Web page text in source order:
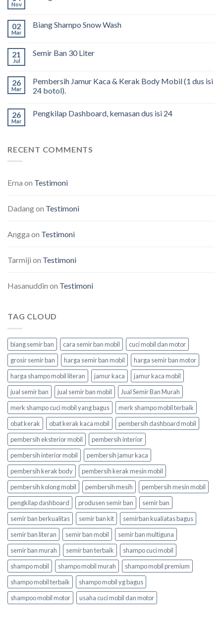
Nov
02
Mar
Biang Shampo Snow Wash
21
Jul
Semir Ban 30 Liter
26
Mar
Pembersih Jamur Kaca & Kerak Body Mobil (1 dus isi
24 botol).
26
Mar
Pengkilap Dashboard, kemasan dus isi 24
RECENT COMMENTS
Erna on Testimoni
Dadangon Testimoni
Angga on Testimoni
Tarmiji on Testimoni
Hasanuddin on Testimoni
TAG CLOUD
biang semir ban cara semir ban mobil
cuci mobil dan motor
grosir semir ban
harga semir ban mobil
harga semir ban motor
harga shampo mobil literan
jamur kaca
jamur kaca mobil
jual semir ban
jual semir ban mobil
Jual Semir Ban Murah
merk shampo cuci mobil yang bagus
merk shampo mobil terbaik
obat kerak
obat kerak kaca mobil
pembersih dashboard mobil
pembersih eksterior mobil
pembersih interior
pembersih interior mobil
pembersih jamur kaca
pembersih kerak body
pembersih kerak mesin mobil
pembersih kolong mobil
pembersih mesih
pembersih mesin mobil
pengkilap dashboard
produsen semir ban
semir ban
semir ban berkualitas
semir ban kit
semirban kualiatas bagus
semir ban literan
semir ban mobil
semir ban multiguna
semir ban murah
semir ban terbaik
shampo cuci mobil
shampo mobil
shampo mobil murah
shampo mobil premium
shampo mobil terbaik
shampo mobil yg bagus
shampoo mobil motor
usaha cuci mobil dan motor